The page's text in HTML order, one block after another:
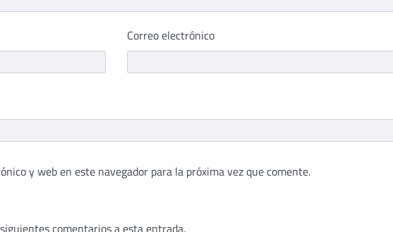
Correo electrónico
y web en este navegador para la próxima vez que comente.
comentarios a esta entrada.